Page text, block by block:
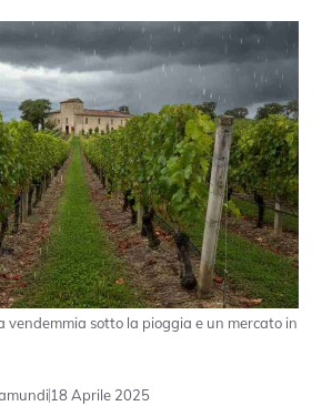
vendemmia sotto la pioggia e un mercato in
18 Aprile 2025